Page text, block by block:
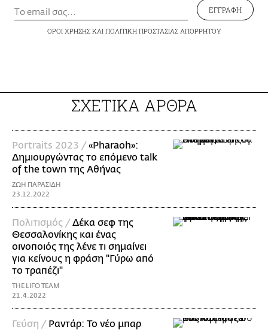
ΕΓΓΡΑΦΗ
ΟΡΟΙ ΧΡΗΣΗΣΚΑΙ ΠΟΛΙΤΙΚΗ ΠΡΟΣΤΑΣΙΑΣ ΑΠΟΡΡΗΤΟΥ
ΣΧΕΤΙΚΑ ΑΡΘΡΑ
Portraits 2023 /«Pharaoh»:
Δημιουργώντας το επόμενο talk
of the town της Αθήνας
ΖΩΗ ΠΑΡΑΣΙΔΗ
23.12.2022
Πολιτισμός /Δέκα σεφ της
Θεσσαλονίκης και ένας
οινοποιός της λένε τι σημαίνει
για κείνους η φράση ''Γύρω από
το τραπέζι"
THE LIFO TEAM
21.4.2022
Γεύση / Ραντάρ: Το νέο μπαρ